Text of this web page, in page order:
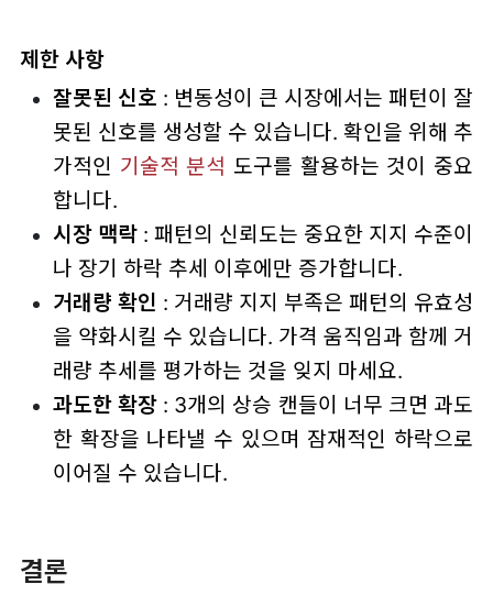
제한 사항
잘못된 신호 : 변동성이 큰 시장에서는 패턴이 잘
못된 신호를 생성할 수 있습니다. 확인을 위해 추
가적인 기술적 분석 도구를 활용하는 것이 중요
합니다.
시장 맥락: 패턴의 신뢰도는 중요한 지지 수준이
나 장기 하락 추세 이후에만 증가합니다.
거래량 확인 : 거래량 지지 부족은 패턴의 유효성
을 약화시킬 수 있습니다. 가격 움직임과 함께 거
래량 추세를 평가하는 것을 잊지 마세요.
과도한 확장 : 3개의 상승 캔들이 너무 크면 과도
한 확장을 나타낼 수 있으며 잠재적인 하락으로
이어질 수 있습니다.
결론